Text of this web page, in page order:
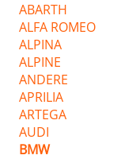
ABARTH
ALFA ROMEO
ALPINA
ALPINE
ANDERE
APRILIA
ARTEGA
AUDI
BMW